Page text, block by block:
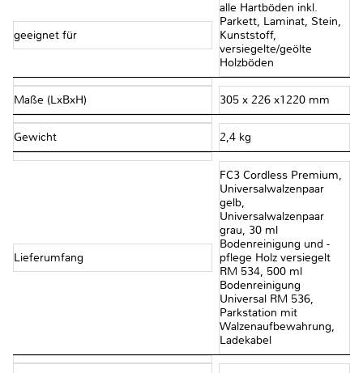
geeignet für
alle Hartböden inkl.
Parkett, Laminat, Stein,
Kunststoff,
versiegelte/geölte
Holzböden
Maße (LxBxH) 305 x 226 x1220 mm
Gewicht 2,4 kg
Lieferumfang
FC3 Cordless Premium,
Universalwalzenpaar
gelb,
Universalwalzenpaar
grau, 30 ml
Bodenreinigung und -
pflege Holz versiegelt
RM 534, 500 ml
Bodenreinigung
Universal RM 536,
Parkstation mit
Walzenaufbewahrung,
Ladekabel